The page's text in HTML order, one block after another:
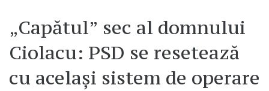
„Capătul” sec al domnului
Ciolacu: PSD se resetează
cu același sistem de operare